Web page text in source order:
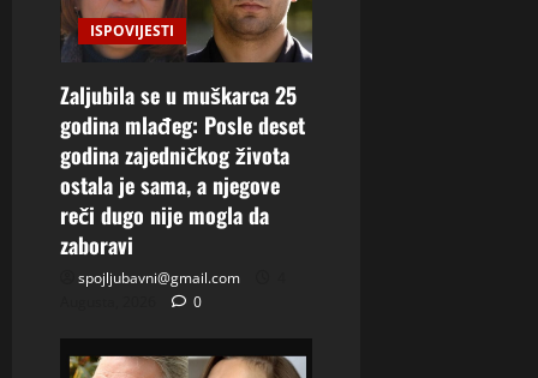
ISPOVIJESTI
Zaljubila se u muškarca 25
godina mlađeg: Posle deset
godina zajedničkog života
ostala je sama, a njegove
reči dugo nije mogla da
zaboravi
spojljubavni@gmail.com
0